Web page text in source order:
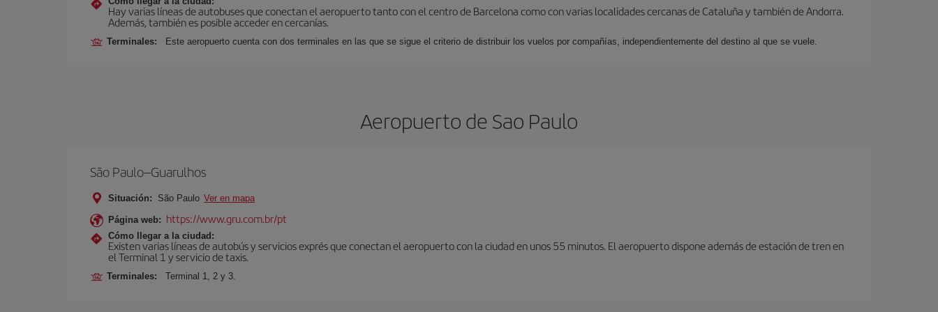
Hay varias líneas de autobuses que conectan el aeropuerto tanto con el centro de Barcelona como con varias localidades cercanas de Cataluña y también de Andorra.
Además, también es posible acceder en cercanías.
Terminales: Este aeropuerto cuenta con dos terminales en las que se sigue el criterio de distribuir los vuelos por compañías, independientemente del destino al que se vuele.
Aeropuerto de Sao Paulo
São Paulo–Guarulhos
Situación: São Paulo Ver en mapa
Página web: https://www.gru.com.br/pt
Cómo llegar a la ciudad:
Existen varias líneas de autobús y servicios exprés que conectan el aeropuerto con la ciudad en unos 55 minutos. El aeropuerto dispone además de estación de tren en
el Terminal 1 y servicio de taxis.
Terminales: Terminal 1, 2 y 3.